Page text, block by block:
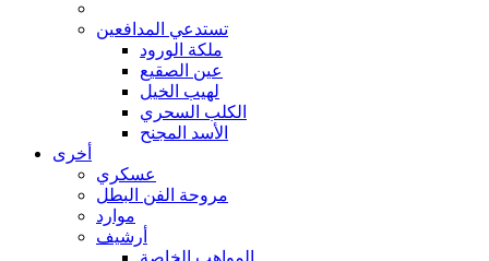
تستدعي المدافعين
ملكة الورود
عين الصقيع
لهيب الخيل
الكلب السحري
الأسد المجنح
أخرى
عسكري
مروحة الفن البطل
موارد
أرشيف